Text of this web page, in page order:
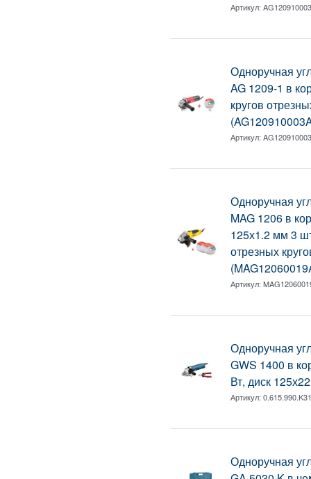
Артикул:
Одноручная
AG 1209-1 в
кругов
Артикул:
Одноручная
MAG 1206 в
125х1.2 мм 3
отрезных
Артикул:
Одноручная
GWS 1400 в
Вт, диск
Артикул:
Одноручная